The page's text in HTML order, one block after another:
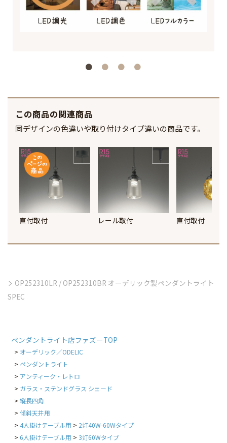
この商品の関連商品
同デザインの色違いや取り付けタイプ違いの商品です。
直付取付 レール取付 直付取付
OP252310LR / OP252310BR オーデリック製ペンダントライト
SPEC
ペンダントライト店ファズーTOP
オーデリック／ODELIC
ペンダントライト
アンティーク・レトロ
ガラス・ステンドグラス シェード
縦長四角
傾斜天井用
4人掛けテーブル用
2灯40W-60Wタイプ
6人掛けテーブル用
3灯60Wタイプ